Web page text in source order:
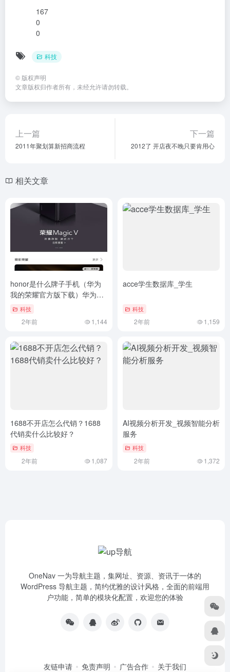
167
0
0
科技
© 版权声明
文章版权归作者所有，未经允许请勿转载。
上一篇
2011年聚划算新招商流程
下一篇
2012了 开店夜不晚只要肯用心
相关文章
honor是什么牌子手机（华为
我的荣耀官方版下载）华为我
的荣耀官方版下载
科技
2年前 1,144
acce学生数据库_学生
科技
2年前 1,159
1688不开店怎么代销？1688
代销卖什么比较好？
科技
2年前 1,087
AI视频分析开发_视频智能分析
服务
科技
2年前 1,372
OneNav 一为导航主题，集网址、资源、资讯于一体的
WordPress 导航主题，简约优雅的设计风格，全面的前端用
户功能，简单的模块化配置，欢迎您的体验
友链申请 免责声明 广告合作 关于我们